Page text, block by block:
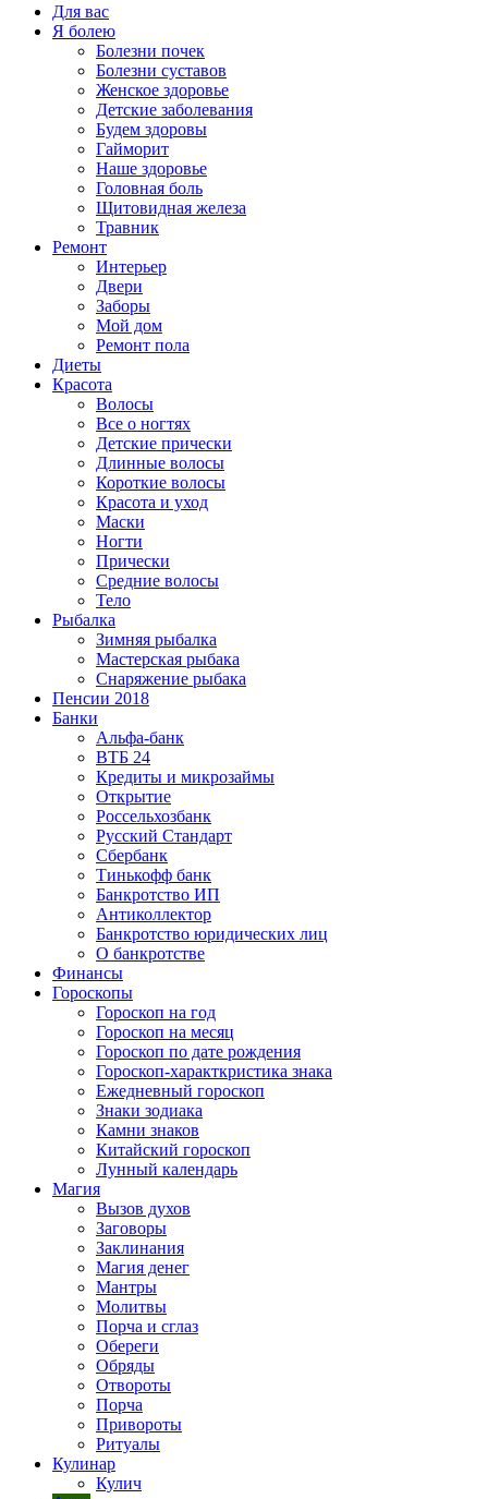
Для вас
Я болею
Болезни почек
Болезни суставов
Женское здоровье
Детские заболевания
Будем здоровы
Гайморит
Наше здоровье
Головная боль
Щитовидная железа
Травник
Ремонт
Интерьер
Двери
Заборы
Мой дом
Ремонт пола
Диеты
Красота
Волосы
Все о ногтях
Детские прически
Длинные волосы
Короткие волосы
Красота и уход
Маски
Ногти
Прически
Средние волосы
Тело
Рыбалка
Зимняя рыбалка
Мастерская рыбака
Снаряжение рыбака
Пенсии 2018
Банки
Альфа-банк
ВТБ 24
Кредиты и микрозаймы
Открытие
Россельхозбанк
Русский Стандарт
Сбербанк
Тинькофф банк
Банкротство ИП
Антиколлектор
Банкротство юридических лиц
О банкротстве
Финансы
Гороскопы
Гороскоп на год
Гороскоп на месяц
Гороскоп по дате рождения
Гороскоп-характкристика знака
Ежедневный гороскоп
Знаки зодиака
Камни знаков
Китайский гороскоп
Лунный календарь
Магия
Вызов духов
Заговоры
Заклинания
Магия денег
Мантры
Молитвы
Порча и сглаз
Обереги
Обряды
Отвороты
Порча
Привороты
Ритуалы
Кулинар
Кулич